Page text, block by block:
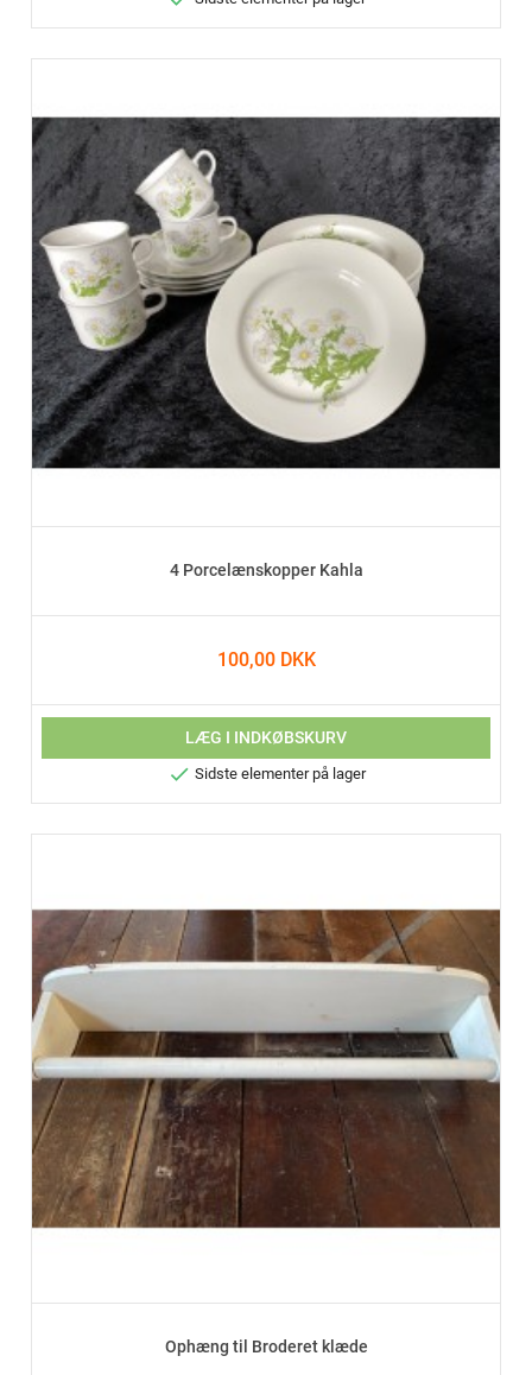
4 Porcelænskopper Kahla
100,00 DKK
LÆG I INDKØBSKURV
 Sidste elementer på lager
Ophæng til Broderet klæde